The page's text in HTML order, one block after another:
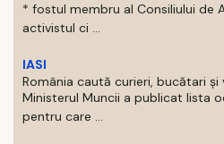
* fostul membru al Consiliului de
activistul ci ...
IASI
România caută curieri, bucătari și
Ministerul Muncii a publicat lista
pentru care ...